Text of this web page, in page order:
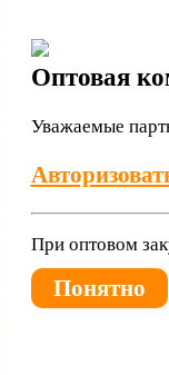
прочие
Урожайная сотка
Жук
прочие
Урожайная сотка
насосы
насосы
насосы
и
к насосам
д/растений
растений
Оптовая
Уважаемые
При оптовом
Понятно